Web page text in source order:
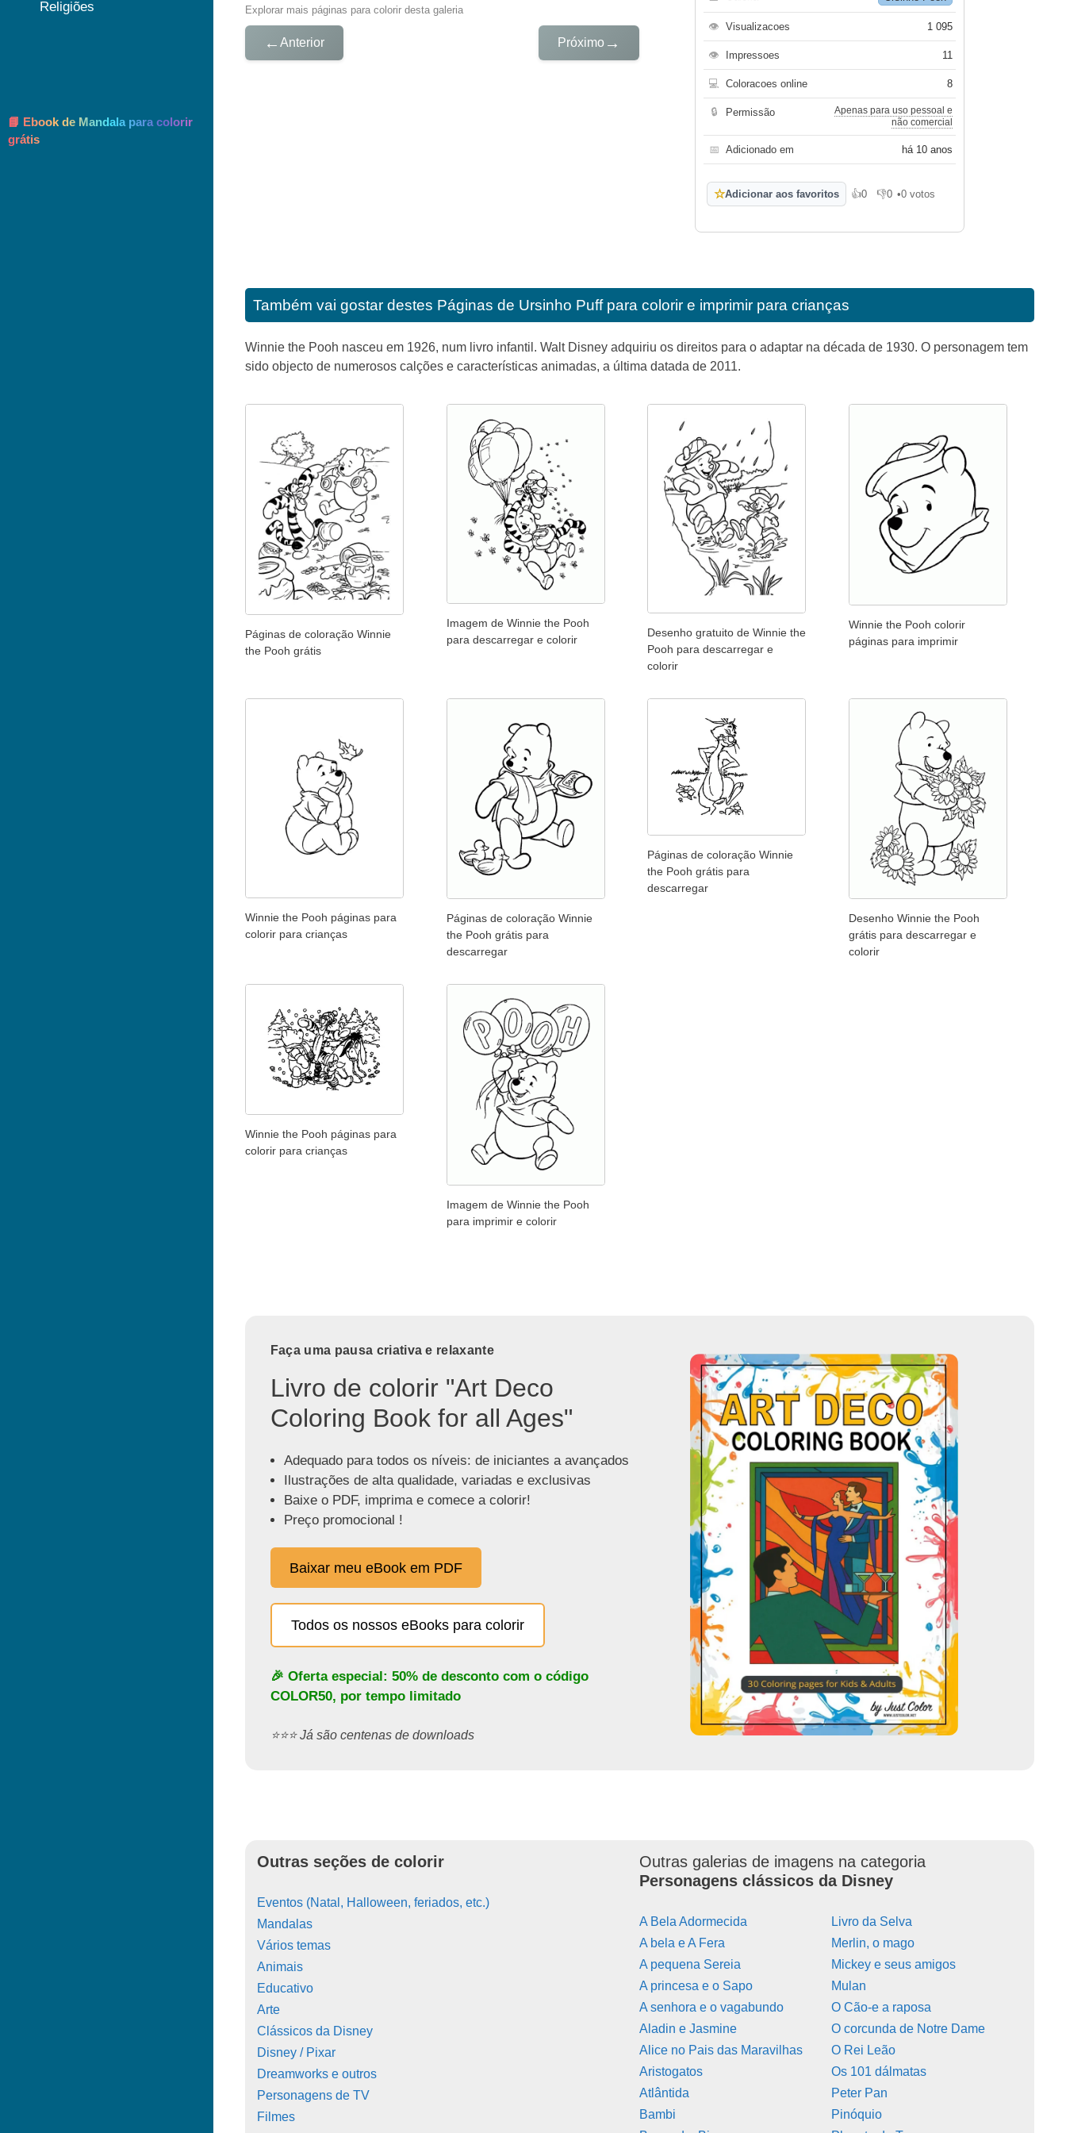
Explorar mais páginas para colorir desta galeria
← Anterior Próximo →
👁 Visualizacoes 1 095
👁 Impressoes 11
💻 Coloracoes online 8
🔒 Permissão
Apenas para uso pessoal e
não comercial
📅 Adicionado em há 10 anos
☆Adicionar aos favoritos 👍0
Gosto 👎0
Não gosto
•0 votos
Também vai gostar destes Páginas de Ursinho Puff para colorir e imprimir para crianças
Winnie the Pooh nasceu em 1926, num livro infantil. Walt Disney adquiriu os direitos para o adaptar na década de 1930. O personagem tem
sido objecto de numerosos calções e características animadas, a última datada de 2011.
Páginas de coloração Winnie
the Pooh grátis
Imagem de Winnie the Pooh
para descarregar e colorir
Desenho gratuito de Winnie the
Pooh para descarregar e
colorir
Winnie the Pooh colorir
páginas para imprimir
Winnie the Pooh páginas para
colorir para crianças
Páginas de coloração Winnie
the Pooh grátis para
descarregar
Páginas de coloração Winnie
the Pooh grátis para
descarregar
Desenho Winnie the Pooh
grátis para descarregar e
colorir
Winnie the Pooh páginas para
colorir para crianças
Imagem de Winnie the Pooh
para imprimir e colorir
Faça uma pausa criativa e relaxante
Livro de colorir "Art Deco
Coloring Book for all Ages"
Adequado para todos os níveis: de iniciantes a avançados
Ilustrações de alta qualidade, variadas e exclusivas
Baixe o PDF, imprima e comece a colorir!
Preço promocional !
Baixar meu eBook em PDF
Todos os nossos eBooks para colorir
🎉 Oferta especial: 50% de desconto com o código
COLOR50, por tempo limitado
⭐️⭐️⭐️ Já são centenas de downloads
Outras seções de colorir
Eventos (Natal, Halloween, feriados, etc.)
Mandalas
Vários temas
Animais
Educativo
Arte
Clássicos da Disney
Disney / Pixar
Dreamworks e outros
Personagens de TV
Filmes
Outras galerias de imagens na categoria
Personagens clássicos da Disney
A Bela Adormecida
A bela e A Fera
A pequena Sereia
A princesa e o Sapo
A senhora e o vagabundo
Aladin e Jasmine
Alice no Pais das Maravilhas
Aristogatos
Atlântida
Bambi
Livro da Selva
Merlin, o mago
Mickey e seus amigos
Mulan
O Cão-e a raposa
O corcunda de Notre Dame
O Rei Leão
Os 101 dálmatas
Peter Pan
Pinóquio
Religiões
📘 Ebook de Mandala para colorir
grátis